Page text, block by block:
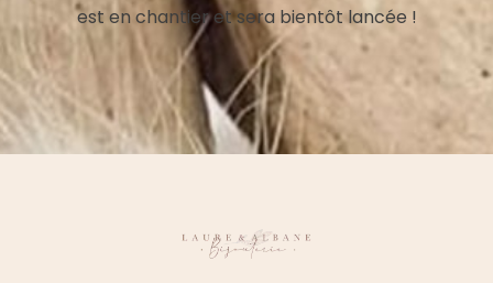
est en chantier et sera bientôt lancée !